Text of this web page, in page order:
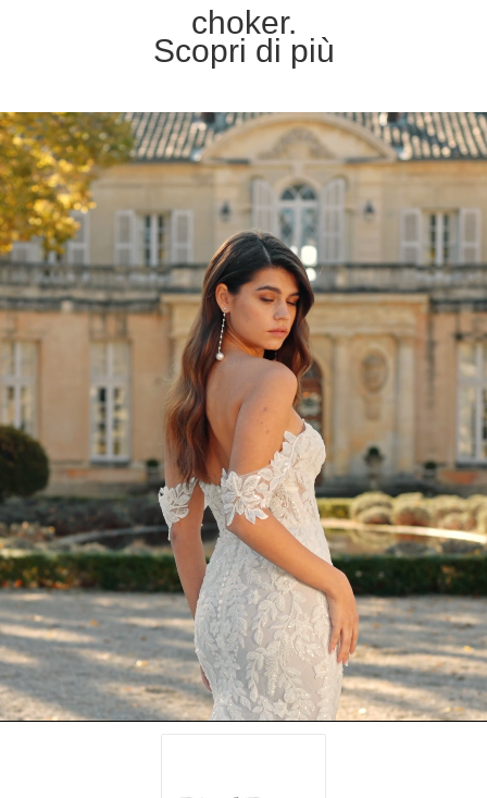
choker.
Scopri di più